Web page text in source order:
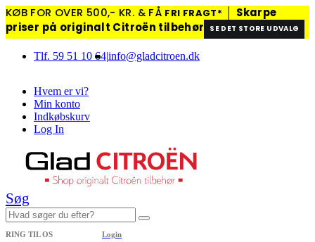
KØB FOR OVER 500,- KR. & FÅ FRI FRAGT*
Skarpe
priser på originalt Citroën tilbehør
SE DET STORE UDVALG
Tlf. 59 51 10 64|info@gladcitroen.dk
Hvem er vi?
Min konto
Indkøbskurv
Log In
Søg
RING TIL OS Login